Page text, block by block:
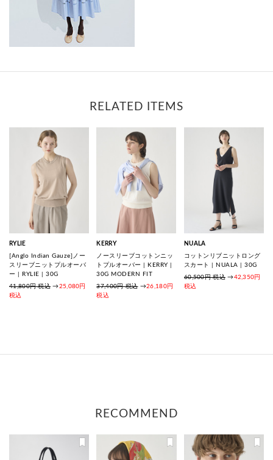
RELATED ITEMS
RYLIE
[Anglo Indian Gauze]ノー
スリーブニットプルオーバ
ー | RYLIE | 30G
41,800円 税込 →25,080円
税込
KERRY
ノースリーブコットンニッ
トプルオーバー | KERRY |
30G MODERN FIT
37,400円 税込→26,180円
税込
NUALA
コットンリブニットロング
スカート | NUALA | 30G
60,500円 税込→42,350円
税込
RECOMMEND